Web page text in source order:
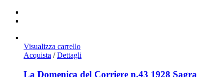
Visualizza carrello
Acquista / Dettagli
La Domenica del Corriere n.43 1928 Sagra